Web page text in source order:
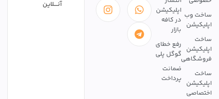
ساخت وب
اپلیکیشن
ساخت
اپلیکیشن
فروشگاهی
ساخت
اپلیکیشن
اختصاصی
اپلیکیشن
در کافه
بازار
رفع خطای
گوگل پلی
ضمانت
پرداخت
آنــــلاین